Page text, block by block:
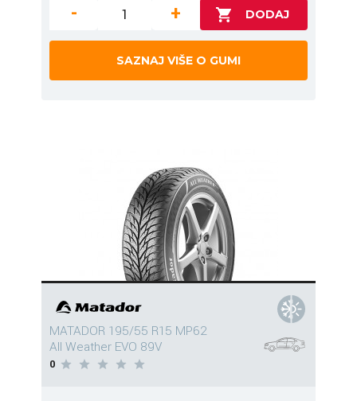
- +
SAZNAJ VIŠE O GUMI
MATADOR 195/55 R15 MP62
All Weather EVO 89V
0